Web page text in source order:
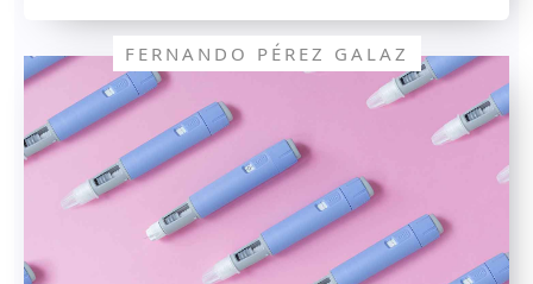
FERNANDO PÉREZ GALAZ